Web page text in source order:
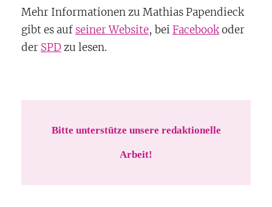
Mehr Informationen zu Mathias Papendieck
gibt es auf seiner Website, bei Facebookoder
der SPDzu lesen.
Bitte unterstütze unsere redaktionelle
Arbeit!